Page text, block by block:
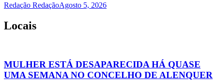
Redação RedaçãoAgosto 5, 2026
Locais
MULHER ESTÁ DESAPARECIDA HÁ QUASE
UMA SEMANA NO CONCELHO DE ALENQUER